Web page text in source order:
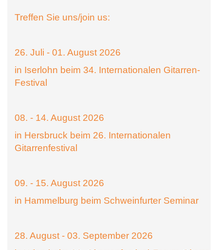
Treffen Sie uns/join us:
26. Juli - 01. August 2026
in Iserlohn beim 34. Internationalen Gitarren-
Festival
08. - 14. August 2026
in Hersbruck beim 26. Internationalen
Gitarrenfestival
09. - 15. August 2026
in Hammelburg beim Schweinfurter Seminar
28. August - 03. September 2026